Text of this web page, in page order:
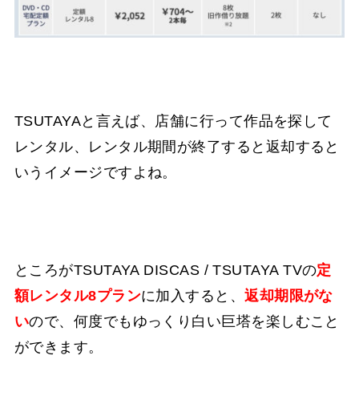
TSUTAYAと言えば、店舗に行って作品を探して
レンタル、レンタル期間が終了すると返却すると
いうイメージですよね。
ところがTSUTAYA DISCAS / TSUTAYA TVの定
額レンタル8プランに加入すると、返却期限がな
いので、何度でもゆっくり白い巨塔を楽しむこと
ができます。